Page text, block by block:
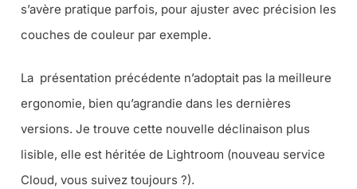
s’avère pratique parfois, pour ajuster avec précision les
couches de couleur par exemple.
La présentation précédente n’adoptait pas la meilleure
ergonomie, bien qu’agrandie dans les dernières
versions. Je trouve cette nouvelle déclinaison plus
lisible, elle est héritée de Lightroom (nouveau service
Cloud, vous suivez toujours ?).